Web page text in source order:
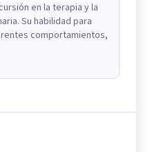
en la terapia y la
Su habilidad para
comportamientos,